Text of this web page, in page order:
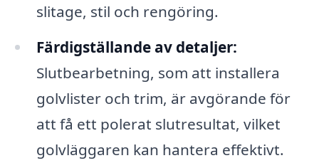
slitage, stil och rengöring.
Färdigställande av detaljer:
Slutbearbetning, som att installera
golvlister och trim, är avgörande för
att få ett polerat slutresultat, vilket
golvläggaren kan hantera effektivt.